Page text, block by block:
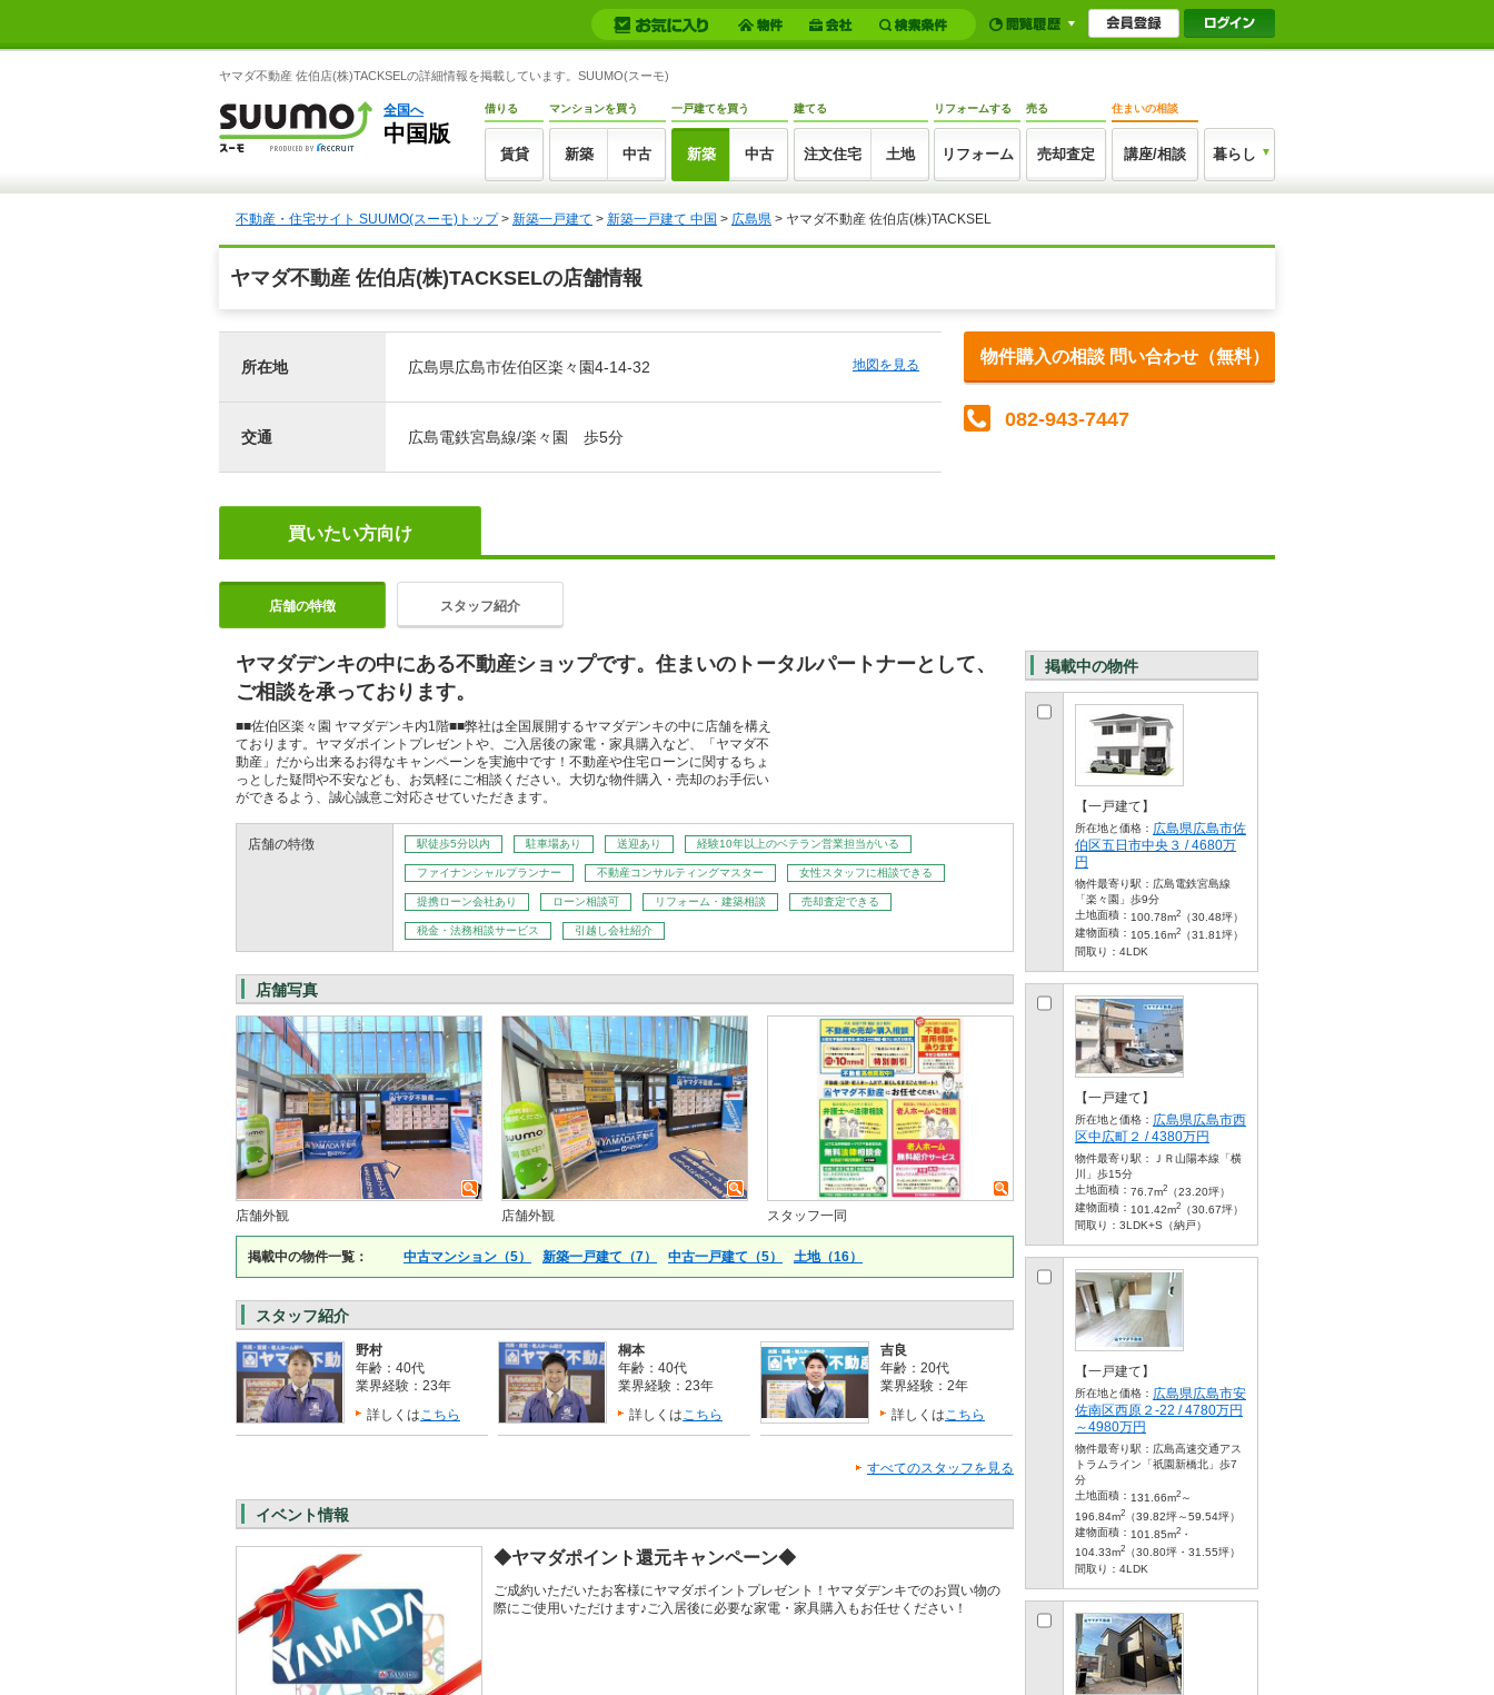
ヤマダ不動産 佐伯店(株)TACKSELの詳細情報を掲載しています。SUUMO(スーモ)
全国へ
中国版
借りる
賃貸
マンションを買う
新築 中古
一戸建てを買う
新築 中古
建てる
注文住宅 土地
リフォームする
リフォーム
売る
売却査定
住まいの相談
講座/相談 暮らし
不動産・住宅サイト SUUMO(スーモ)トップ> 新築一戸建て > 新築一戸建て 中国 > 広島県 > ヤマダ不動産 佐伯店(株)TACKSEL
ヤマダ不動産 佐伯店(株)TACKSELの店舗情報
所在地 広島県広島市佐伯区楽々園4-14-32 地図を見る
交通 広島電鉄宮島線/楽々園 歩5分
物件購入の相談 問い合わせ（無料）
082-943-7447
買いたい方向け
店舗の特徴 スタッフ紹介
ヤマダデンキの中にある不動産ショップです。住まいのトータルパートナーとして、
ご相談を承っております。
■■佐伯区楽々園 ヤマダデンキ内1階■■弊社は全国展開するヤマダデンキの中に店舗を構え
ております。ヤマダポイントプレゼントや、ご入居後の家電・家具購入など、「ヤマダ不
動産」だから出来るお得なキャンペーンを実施中です！不動産や住宅ローンに関するちょ
っとした疑問や不安なども、お気軽にご相談ください。大切な物件購入・売却のお手伝い
ができるよう、誠心誠意ご対応させていただきます。
店舗の特徴 駅徒歩5分以内 駐車場あり 送迎あり 経験10年以上のベテラン営業担当がいる
ファイナンシャルプランナー 不動産コンサルティングマスター 女性スタッフに相談できる
提携ローン会社あり ローン相談可 リフォーム・建築相談 売却査定できる
税金・法務相談サービス 引越し会社紹介
店舗写真
店舗外観 店舗外観 スタッフ一同
掲載中の物件一覧： 中古マンション（5） 新築一戸建て（7） 中古一戸建て（5） 土地（16）
スタッフ紹介
野村
年齢：40代
業界経験：23年
詳しくはこちら
桐本
年齢：40代
業界経験：23年
詳しくはこちら
吉良
年齢：20代
業界経験：2年
詳しくはこちら
すべてのスタッフを見る
イベント情報
◆ヤマダポイント還元キャンペーン◆
ご成約いただいたお客様にヤマダポイントプレゼント！ヤマダデンキでのお買い物の
際にご使用いただけます♪ご入居後に必要な家電・家具購入もお任せください！
掲載中の物件
【一戸建て】
所在地と価格： 広島県広島市佐
伯区五日市中央３ / 4680万
円
物件最寄り駅： 広島電鉄宮島線
「楽々園」歩9分
土地面積： 100.78m2 （30.48坪）
建物面積： 105.16m2 （31.81坪）
間取り： 4LDK
【一戸建て】
所在地と価格： 広島県広島市西
区中広町２ / 4380万円
物件最寄り駅：
ＪＲ山陽本線「横
川」歩15分
土地面積： 76.7m2 （23.20坪）
建物面積： 101.42m2 （30.67坪）
間取り： 3LDK+S（納戸）
【一戸建て】
所在地と価格： 広島県広島市安
佐南区西原２-22 / 4780万円
～4980万円
物件最寄り駅： 広島高速交通アス
トラムライン「祇園新橋北」歩7
分
土地面積： 131.66m2 ～
196.84m2 （39.82坪～59.54坪）
建物面積： 101.85m2 ・
104.33m2 （30.80坪・31.55坪）
間取り： 4LDK